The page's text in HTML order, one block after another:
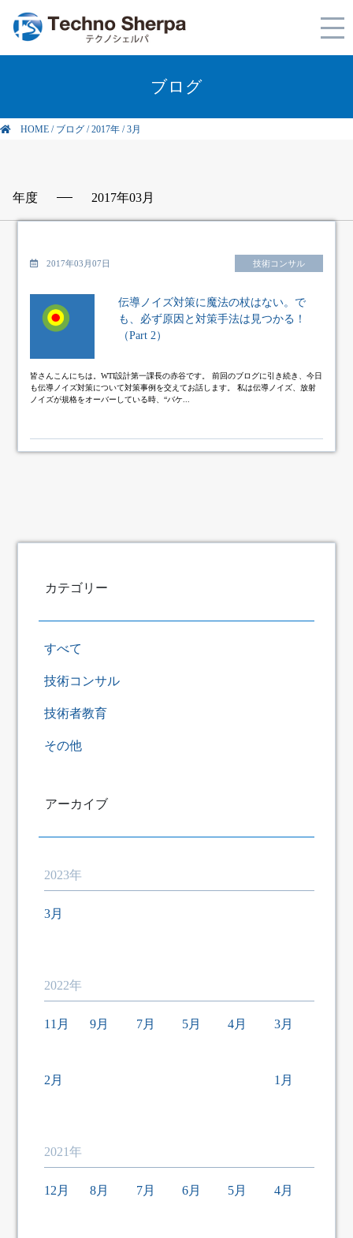
ブログ
HOME / ブログ /2017年 /3月
年度 2017年03月
2017年03月07日 技術コンサル
伝導ノイズ対策に魔法の杖はない。で
も、必ず原因と対策手法は見つかる！
（Part 2）
皆さんこんにちは。WTI設計第一課長の赤谷です。 前回のブログに引き続き、今日
も伝導ノイズ対策について対策事例を交えてお話します。 私は伝導ノイズ、放射
ノイズが規格をオーバーしている時、“バケ...
カテゴリー
すべて
技術コンサル
技術者教育
その他
アーカイブ
2023年
3月
2022年
11月 9月 7月 5月 4月 3月
2月 1月
2021年
12月 8月 7月 6月 5月 4月